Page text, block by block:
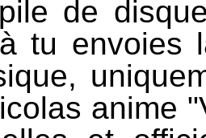
de
tu envoies
anime